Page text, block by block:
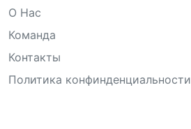
О Нас
Команда
Контакты
Политика конфинденциальности